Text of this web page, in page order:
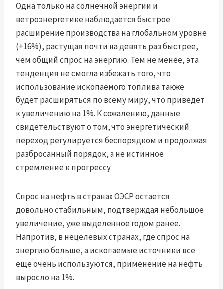
Одна только на солнечной энергии и
ветроэнергетике наблюдается быстрое
расширение производства на глобальном уровне
(+16%), растущая почти на девять раз быстрее,
чем общий спрос на энергию. Тем не менее, эта
тенденция не смогла избежать того, что
использование ископаемого топлива также
будет расширяться по всему миру, что приведет
к увеличению на 1%. К сожалению, данные
свидетельствуют о том, что энергетический
переход регулируется беспорядком и продолжая
разбросанный порядок, а не истинное
стремление к прогрессу.
Спрос на нефть в странах ОЭСР остается
довольно стабильным, подтверждая небольшое
увеличение, уже выделенное годом ранее.
Напротив, в нецелевых странах, где спрос на
энергию больше, а ископаемые источники все
еще очень используются, применение на нефть
выросло на 1%.